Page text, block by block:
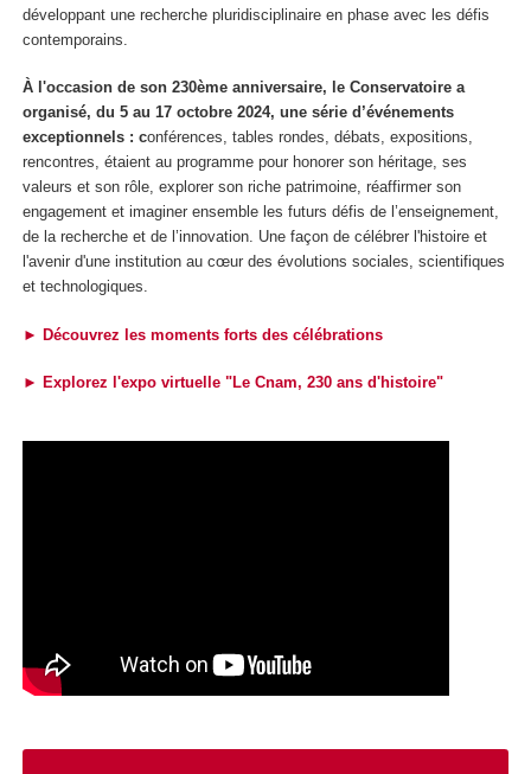
développant une recherche pluridisciplinaire en phase avec les défis
contemporains.
À l'occasion de son 230ème anniversaire, le Conservatoire a
organisé, du 5 au 17 octobre 2024, une série d’événements
exceptionnels : conférences, tables rondes, débats, expositions,
rencontres, étaient au programme pour honorer son héritage, ses
valeurs et son rôle, explorer son riche patrimoine, réaffirmer son
engagement et imaginer ensemble les futurs défis de l’enseignement,
de la recherche et de l’innovation. Une façon de célébrer l'histoire et
l'avenir d'une institution au cœur des évolutions sociales, scientifiques
et technologiques.
► Découvrez les moments forts des célébrations
► Explorez l'expo virtuelle "Le Cnam, 230 ans d'histoire"